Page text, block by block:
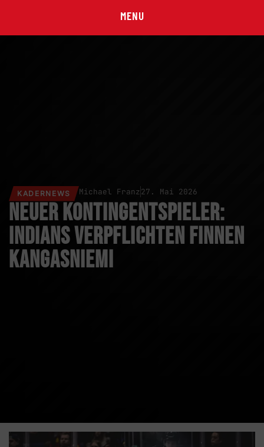
MENU
KADERNEWS Michael Franz27. Mai 2026
Neuer Kontingentspieler:
Indians verpflichten Finnen
Kangasniemi